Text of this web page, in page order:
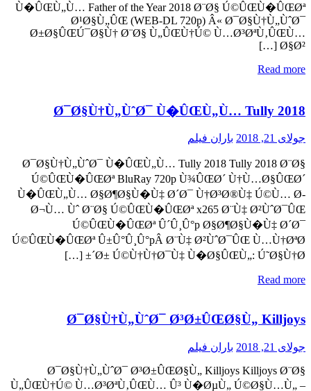
Ù�ÛŒÙ„Ù… Father of the Year 2018 Ø¨Ø§ Ú©ÛŒÙ�ÛŒØª
Ø¹Ø§Ù„ÛŒ (WEB-DL 720p) Â« Ø¯Ø§Ù†Ù„ÙˆØ¯
Ø±Ø§ÛŒÚ¯Ø§Ù† Ø¨Ø§ Ù„ÛŒÙ†Ú© Ù…Ø³ØªÙ‚ÛŒÙ…
Ø§Ø² […]
Read more
Ø¯Ø§Ù†Ù„ÙˆØ¯ Ù�ÛŒÙ„Ù… Tully 2018
جولای 21, 2018 باران فیلم
Ø¯Ø§Ù†Ù„ÙˆØ¯ Ù�ÛŒÙ„Ù… Tully 2018 Tully 2018 Ø¨Ø§
Ú©ÛŒÙ�ÛŒØª BluRay 720p Ù¾ÛŒØ´ Ù†Ù…Ø§ÛŒØ´
Ù�ÛŒÙ„Ù… Ø§Ø¶Ø§Ù�Ù‡ Ø´Ø¯ Ù†Ø³Ø®Ù‡ Ú©Ù… Ø­
Ø¬Ù… Ùˆ Ø¨Ø§ Ú©ÛŒÙ�ÛŒØª x265 Ø¨Ù‡ Ø²ÙˆØ¯ÛŒ
Ú©ÛŒÙ�ÛŒØª Û´Û¸Û°p Ø§Ø¶Ø§Ù�Ù‡ Ø´Ø¯
Ú©ÛŒÙ�ÛŒØª Û±Û°Û¸Û°pÂ Ø¨Ù‡ Ø²ÙˆØ¯ÛŒ Ù…Ù†ØªØ
´Ø± Ú©Ù†Ù†Ø¯Ù‡ Ù�Ø§ÛŒÙ„: Ú˜Ø§Ù†Ø± […]
Read more
Ø¯Ø§Ù†Ù„ÙˆØ¯ Ø³Ø±ÛŒØ§Ù„ Killjoys
جولای 21, 2018
باران فیلم
Ø¯Ø§Ù†Ù„ÙˆØ¯ Ø³Ø±ÛŒØ§Ù„ Killjoys Killjoys Ø¨Ø§
Ù„ÛŒÙ†Ú© Ù…Ø³ØªÙ‚ÛŒÙ… Û³ Ù�ØµÙ„ Ú©Ø§Ù…Ù„ –